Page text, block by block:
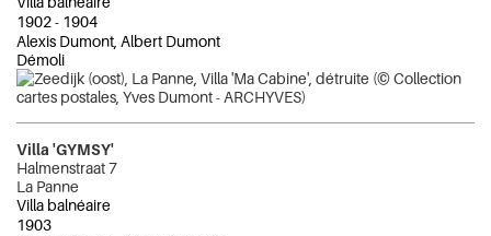
1902- 1904
Alexis Dumont, Albert Dumont
Démoli
Villa 'GYMSY'
Halmenstraat 7
La Panne
Villa balnéaire
1903